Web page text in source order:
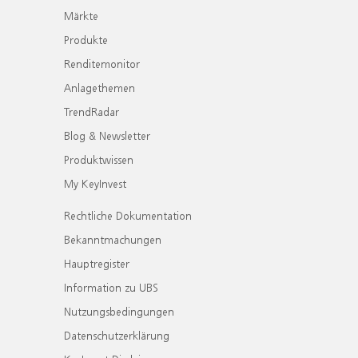
Märkte
Produkte
Renditemonitor
Anlagethemen
TrendRadar
Blog & Newsletter
Produktwissen
My KeyInvest
Rechtliche Dokumentation
Bekanntmachungen
Hauptregister
Information zu UBS
Nutzungsbedingungen
Datenschutzerklärung